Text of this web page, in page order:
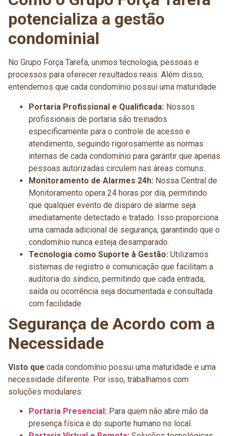
potencializa a gestão
condominial
No Grupo Força Tarefa, unimos tecnologia, pessoas e
processos para oferecer resultados reais. Além disso,
entendemos que cada condomínio possui uma maturidade
Portaria Profissional e Qualificada: Nossos
profissionais de portaria são treinados
especificamente para o controle de acesso e
atendimento, seguindo rigorosamente as normas
internas de cada condomínio para garantir que apenas
pessoas autorizadas circulem nas áreas comuns.
Monitoramento de Alarmes 24h: Nossa Central de
Monitoramento opera 24 horas por dia, permitindo
que qualquer evento de disparo de alarme seja
imediatamente detectado e tratado. Isso proporciona
uma camada adicional de segurança, garantindo que o
condomínio nunca esteja desamparado.
Tecnologia como Suporte à Gestão: Utilizamos
sistemas de registro e comunicação que facilitam a
auditoria do síndico, permitindo que cada entrada,
saída ou ocorrência seja documentada e consultada
com facilidade.
Segurança de Acordo com a
Necessidade
Visto que cada condomínio possui uma maturidade e uma
necessidade diferente. Por isso, trabalhamos com
soluções modulares:
Portaria Presencial: Para quem não abre mão da
presença física e do suporte humano no local.